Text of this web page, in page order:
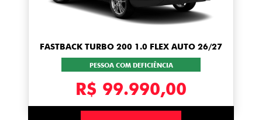
FASTBACK TURBO 200 1.0 FLEX AUTO 26/27
PESSOA COM DEFICIÊNCIA
R$ 99.990,00